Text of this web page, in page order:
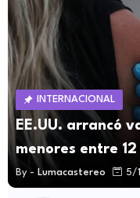
INTERNACIONAL
EE.UU. arrancó
menores entre 12
By - Lumacastereo 5/